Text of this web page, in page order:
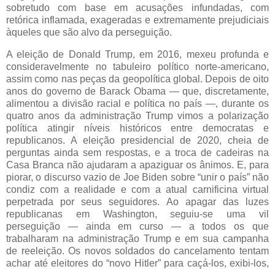
sobretudo com base em acusações infundadas, com
retórica inflamada, exageradas e extremamente prejudiciais
àqueles que são alvo da perseguição.
A eleição de Donald Trump, em 2016, mexeu profunda e
consideravelmente no tabuleiro político norte-americano,
assim como nas peças da geopolítica global. Depois de oito
anos do governo de Barack Obama — que, discretamente,
alimentou a divisão racial e política no país —, durante os
quatro anos da administração Trump vimos a polarização
política atingir níveis históricos entre democratas e
republicanos. A eleição presidencial de 2020, cheia de
perguntas ainda sem respostas, e a troca de cadeiras na
Casa Branca não ajudaram a apaziguar os ânimos. E, para
piorar, o discurso vazio de Joe Biden sobre “unir o país” não
condiz com a realidade e com a atual carnificina virtual
perpetrada por seus seguidores. Ao apagar das luzes
republicanas em Washington, seguiu-se uma vil
perseguição — ainda em curso — a todos os que
trabalharam na administração Trump e em sua campanha
de reeleição. Os novos soldados do cancelamento tentam
achar até eleitores do “novo Hitler” para caçá-los, exibi-los,